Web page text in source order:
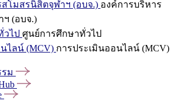
โมสรนิสิตจุฬาฯ (อบจ.) องค์การบริหาร
ฯ (อบจ.)
วไป ศูนย์การศึกษาทั่วไป
ไลน์ (MCV) การประเมินออนไลน์ (MCV)
ม